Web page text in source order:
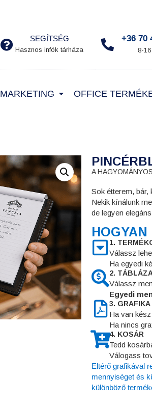
SEGÍTSÉG
Hasznos infók tárháza
+36 70
8-
MARKETING OFFICE
A
Sok étterem, bár,
Nekik kínálunk
de legyen
1.
Válassz
Ha egyedi
2.
Válassz
Egyedi
3. GRAFIKA
Ha van
Ha nincs
4. KOSÁR
Tedd
Válogass
Eltérő grafikával
mennyiséget és
különböző